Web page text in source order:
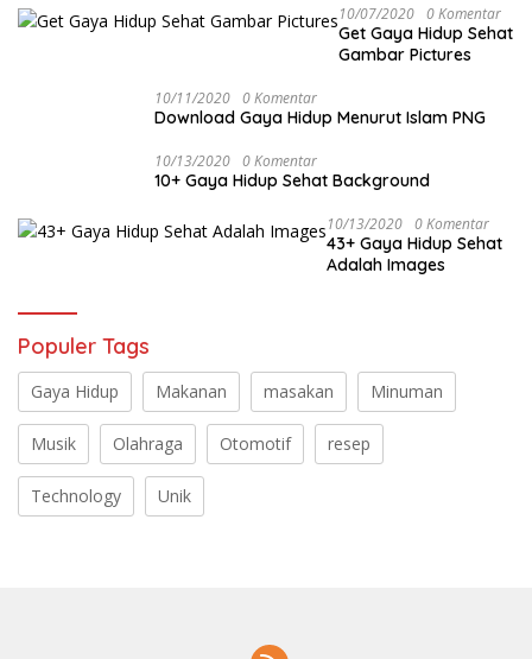
10/07/2020 0 Komentar
Get Gaya Hidup Sehat
Gambar Pictures
10/11/2020 0 Komentar
Download Gaya Hidup Menurut Islam PNG
10/13/2020 0 Komentar
10+ Gaya Hidup Sehat Background
10/13/2020 0 Komentar
43+ Gaya Hidup Sehat
Adalah Images
Populer Tags
Gaya Hidup Makanan masakan Minuman
Musik Olahraga Otomotif resep
Technology Unik